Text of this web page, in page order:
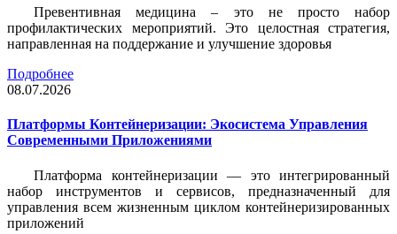
Превентивная медицина – это не просто набор
профилактических мероприятий. Это целостная стратегия,
направленная на поддержание и улучшение здоровья
Подробнее
08.07.2026
Платформы Контейнеризации: Экосистема Управления
Современными Приложениями
Платформа контейнеризации — это интегрированный
набор инструментов и сервисов, предназначенный для
управления всем жизненным циклом контейнеризированных
приложений